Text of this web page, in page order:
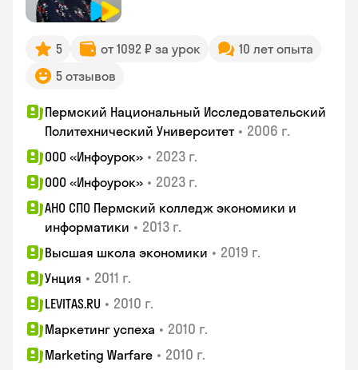
5 от 1092 ₽ за урок
10 лет опыта
5 отзывов
Пермский Национальный Исследовательский
Политехнический Университет • 2006 г.
ООО «Инфоурок» • 2023 г.
ООО «Инфоурок» • 2023 г.
АНО СПО Пермский колледж экономики и
информатики • 2013 г.
Высшая школа экономики • 2019 г.
Унция • 2011 г.
LEVITAS.RU • 2010 г.
Маркетинг успеха • 2010 г.
Marketing Warfare • 2010 г.